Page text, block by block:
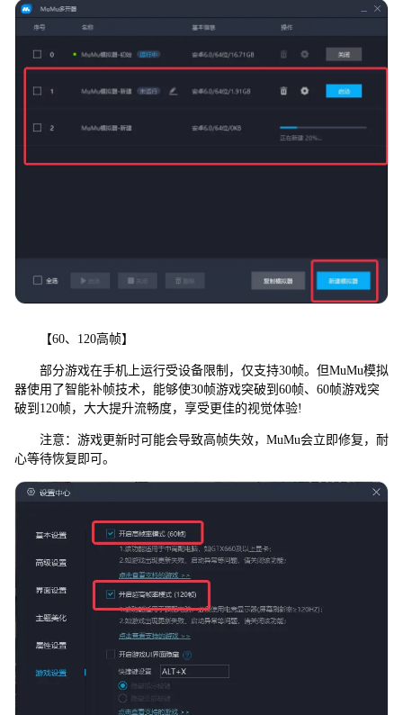
【60、120高帧】
部分游戏在手机上运行受设备限制，仅支持30帧。但MuMu模拟
器使用了智能补帧技术，能够使30帧游戏突破到60帧、60帧游戏突
破到120帧，大大提升流畅度，享受更佳的视觉体验!
注意：游戏更新时可能会导致高帧失效，MuMu会立即修复，耐
心等待恢复即可。